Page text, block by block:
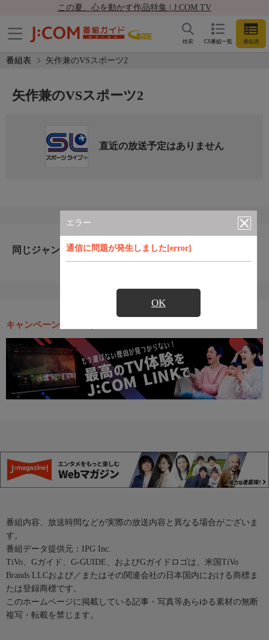
この夏、心を動かす作品特集 | J:COM TV
CS番組一覧 番組表
検索
番組表 矢作兼のVSスポーツ2
エラー
通信に問題が発生しました[error]
OK
矢作兼のVSスポーツ2
直近の放送予定はありません
同じジャンルのおすすめ番組
キャンペーン・お得な情報
番組内容、放送時間などが実際の放送内容と異なる場合がございま
す。
番組データ提供元：IPG Inc.
TiVo、Gガイド、G-GUIDE、およびGガイドロゴは、米国TiVo
Brands LLCおよび／またはその関連会社の日本国内における商標ま
たは登録商標です。
このホームページに掲載している記事・写真等あらゆる素材の無断
複写・転載を禁じます。